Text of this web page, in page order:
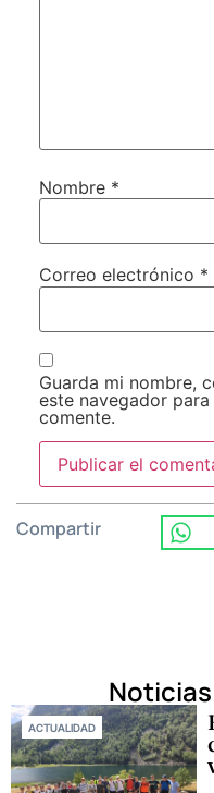
Nombre *
Correo electrónico *
Guarda mi nombre,
este navegador
comente.
Compartir
ACTUALIDAD